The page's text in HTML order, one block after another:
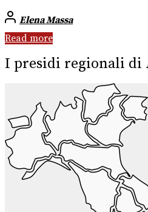
Elena Massa
Read more
I presidi regionali di